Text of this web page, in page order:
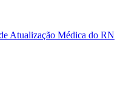
Atualização Médica do RN